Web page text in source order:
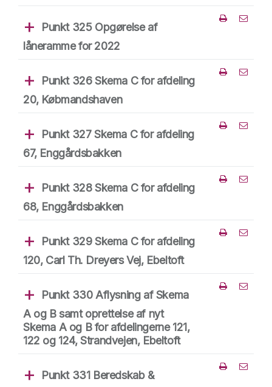
Punkt 325 Opgørelse af
låneramme for 2022
Punkt 326 Skema C for afdeling
20, Købmandshaven
Punkt 327 Skema C for afdeling
67, Enggårdsbakken
Punkt 328 Skema C for afdeling
68, Enggårdsbakken
Punkt 329 Skema C for afdeling
120, Carl Th. Dreyers Vej, Ebeltoft
Punkt 330 Aflysning af Skema
A og B samt oprettelse af nyt
Skema A og B for afdelingerne 121,
122 og 124, Strandvejen, Ebeltoft
Punkt 331 Beredskab &